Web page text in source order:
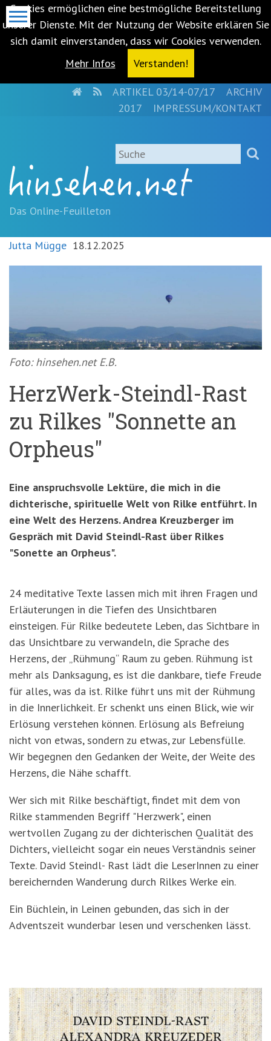
Cookies ermöglichen eine bestmögliche Bereitstellung
unserer Dienste. Mit der Nutzung der Website erklären Sie
sich damit einverstanden, dass wir Cookies verwenden.
Mehr Infos
Verstanden!
springen
(Accesskey
'1')Zur
springen
'2')
HOMERSSARTIKEL 03/14-07/17
ARCHIV
2017
IMPRESSUM/KONTAKT
Suche
Das Online-Feuilleton
Jutta Mügge 18.12.2025
Foto: hinsehen.net E.B.
HerzWerk-Steindl-Rast
zu Rilkes "Sonnette an
Orpheus"
Eine anspruchsvolle Lektüre, die mich in die
dichterische, spirituelle Welt von Rilke entführt. In
eine Welt des Herzens. Andrea Kreuzberger im
Gespräch mit David Steindl-Rast über Rilkes
"Sonette an Orpheus".
24 meditative Texte lassen mich mit ihren Fragen und
Erläuterungen in die Tiefen des Unsichtbaren
einsteigen. Für Rilke bedeutete Leben, das Sichtbare in
das Unsichtbare zu verwandeln, die Sprache des
Herzens, der „Rühmung“ Raum zu geben. Rühmung ist
mehr als Danksagung, es ist die dankbare, tiefe Freude
für alles, was da ist. Rilke führt uns mit der Rühmung
in die Innerlichkeit. Er schenkt uns einen Blick, wie wir
Erlösung verstehen können. Erlösung als Befreiung
nicht von etwas, sondern zu etwas, zur Lebensfülle.
Wir begegnen den Gedanken der Weite, der Weite des
Herzens, die Nähe schafft.
Wer sich mit Rilke beschäftigt, findet mit dem von
Rilke stammenden Begriff "Herzwerk", einen
wertvollen Zugang zu der dichterischen Qualität des
Dichters, vielleicht sogar ein neues Verständnis seiner
Texte. David Steindl- Rast lädt die LeserInnen zu einer
bereichernden Wanderung durch Rilkes Werke ein.
Ein Büchlein, in Leinen gebunden, das sich in der
Adventszeit wunderbar lesen und verschenken lässt.